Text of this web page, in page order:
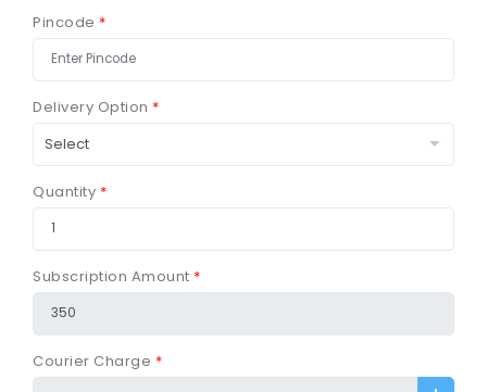
Pincode *
Delivery Option *
Quantity *
Subscription Amount *
Courier Charge *